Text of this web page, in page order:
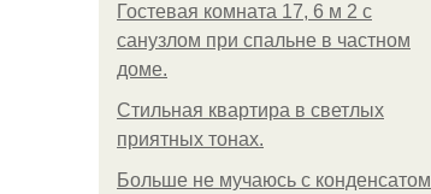
Гостевая комната 17, 6 м 2 с
санузлом при спальне в частном
доме.
Стильная квартира в светлых
приятных тонах.
Больше не мучаюсь с конденсатом